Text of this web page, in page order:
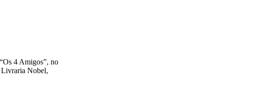
4 Amigos”, no
Livraria Nobel,